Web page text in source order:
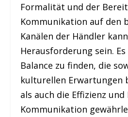
Formalität und der
Kommunikation auf den
Kanälen der Händler
Herausforderung sein.
Balance zu finden, die
kulturellen Erwartungen
als auch die Effizienz
Kommunikation